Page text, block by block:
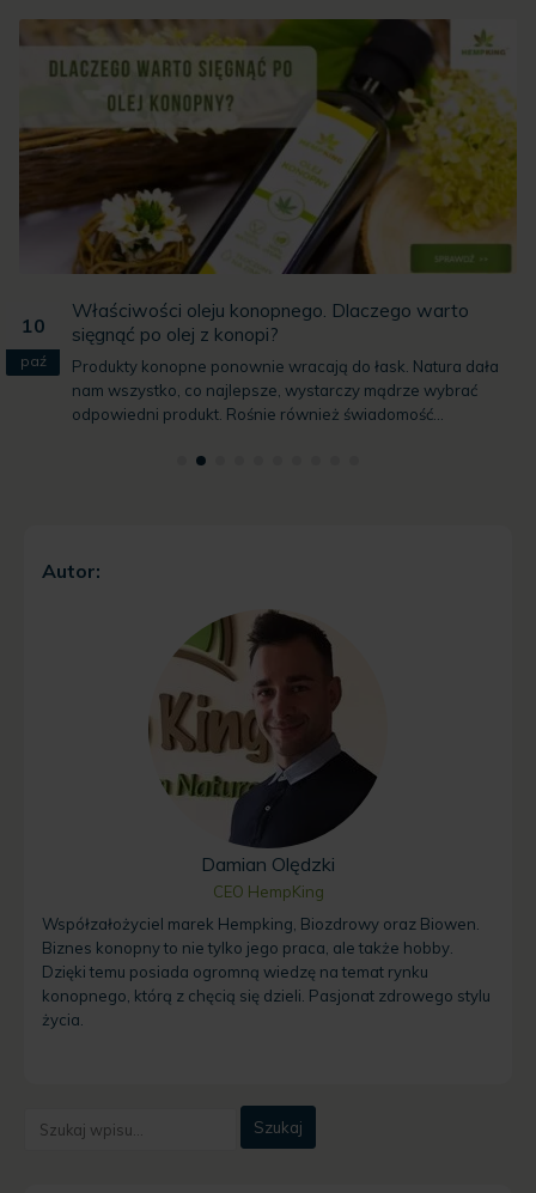
10
paź
Właściwości oleju konopnego. Dlaczego warto
sięgnąć po olej z konopi?
Produkty konopne ponownie wracają do łask. Natura dała
nam wszystko, co najlepsze, wystarczy mądrze wybrać
odpowiedni produkt. Rośnie również świadomość...
Autor:
Damian Olędzki
CEO HempKing
Współzałożyciel marek Hempking, Biozdrowy oraz Biowen.
Biznes konopny to nie tylko jego praca, ale także hobby.
Dzięki temu posiada ogromną wiedzę na temat rynku
konopnego, którą z chęcią się dzieli. Pasjonat zdrowego stylu
życia.